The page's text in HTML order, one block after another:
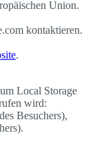
Union.
kontaktieren.
.
Local Storage
wird:
Besuchers),